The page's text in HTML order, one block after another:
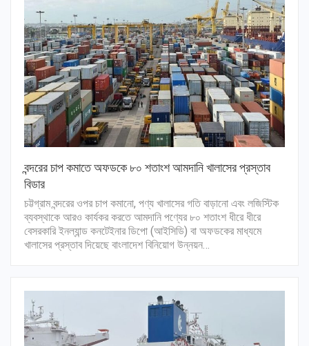
বন্দরের চাপ কমাতে অফডকে ৮০ শতাংশ আমদানি খালাসের প্রস্তাব
বিডার
চট্টগ্রাম বন্দরের ওপর চাপ কমানো, পণ্য খালাসের গতি বাড়ানো এবং লজিস্টিক
ব্যবস্থাকে আরও কার্যকর করতে আমদানি পণ্যের ৮০ শতাংশ ধীরে ধীরে
বেসরকারি ইনল্যান্ড কনটেইনার ডিপো (আইসিডি) বা অফডকের মাধ্যমে
খালাসের প্রস্তাব দিয়েছে বাংলাদেশ বিনিয়োগ উন্নয়ন…